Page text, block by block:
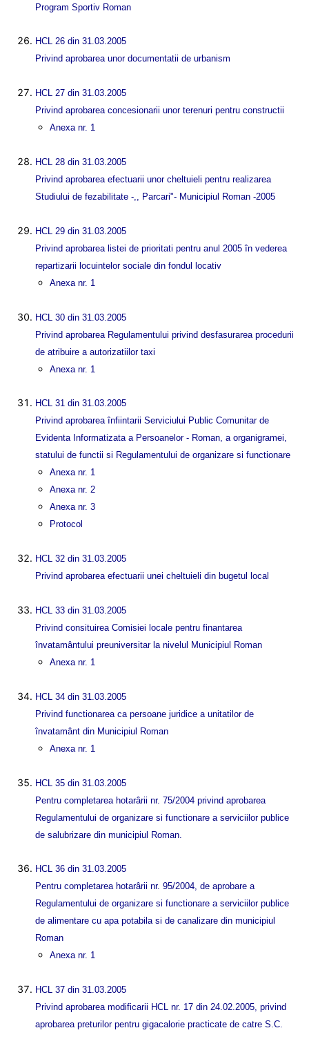
Program Sportiv Roman
HCL 26 din 31.03.2005
Privind aprobarea unor documentatii de urbanism
HCL 27 din 31.03.2005
Privind aprobarea concesionarii unor terenuri pentru constructii
Anexa nr. 1
HCL 28 din 31.03.2005
Privind aprobarea efectuarii unor cheltuieli pentru realizarea
Studiului de fezabilitate -,, Parcari"- Municipiul Roman -2005
HCL 29 din 31.03.2005
Privind aprobarea listei de prioritati pentru anul 2005 în vederea
repartizarii locuintelor sociale din fondul locativ
Anexa nr. 1
HCL 30 din 31.03.2005
Privind aprobarea Regulamentului privind desfasurarea procedurii
de atribuire a autorizatiilor taxi
Anexa nr. 1
HCL 31 din 31.03.2005
Privind aprobarea înfiintarii Serviciului Public Comunitar de
Evidenta Informatizata a Persoanelor - Roman, a organigramei,
statului de functii si Regulamentului de organizare si functionare
Anexa nr. 1
Anexa nr. 2
Anexa nr. 3
Protocol
HCL 32 din 31.03.2005
Privind aprobarea efectuarii unei cheltuieli din bugetul local
HCL 33 din 31.03.2005
Privind consituirea Comisiei locale pentru finantarea
învatamântului preuniversitar la nivelul Municipiul Roman
Anexa nr. 1
HCL 34 din 31.03.2005
Privind functionarea ca persoane juridice a unitatilor de
învatamânt din Municipiul Roman
Anexa nr. 1
HCL 35 din 31.03.2005
Pentru completarea hotarârii nr. 75/2004 privind aprobarea
Regulamentului de organizare si functionare a serviciilor publice
de salubrizare din municipiul Roman.
HCL 36 din 31.03.2005
Pentru completarea hotarârii nr. 95/2004, de aprobare a
Regulamentului de organizare si functionare a serviciilor publice
de alimentare cu apa potabila si de canalizare din municipiul
Roman
Anexa nr. 1
HCL 37 din 31.03.2005
Privind aprobarea modificarii HCL nr. 17 din 24.02.2005, privind
aprobarea preturilor pentru gigacalorie practicate de catre S.C.